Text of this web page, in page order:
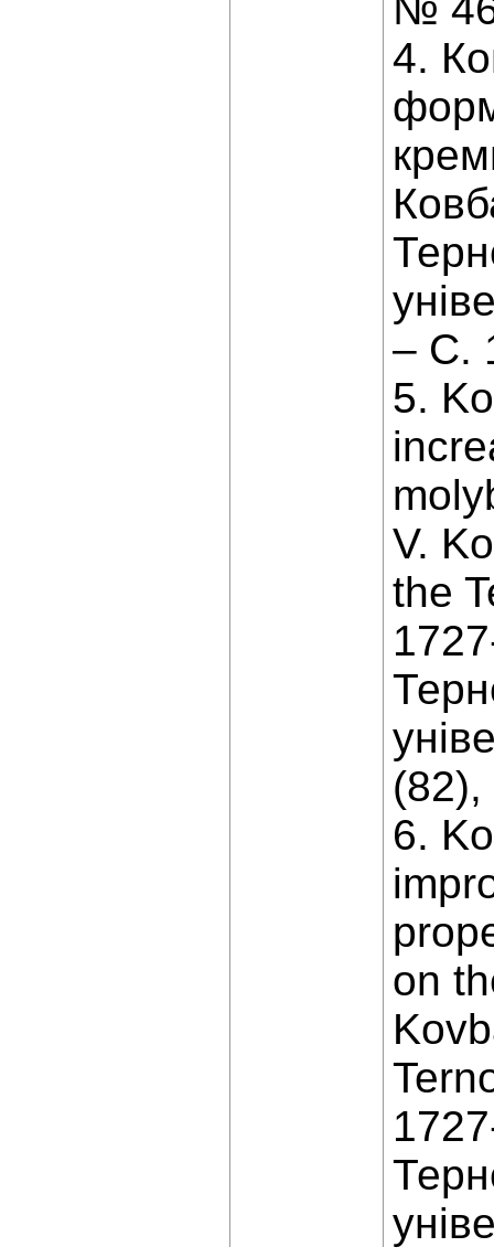
№
4.
– С.
5.
V.
the
6.
on